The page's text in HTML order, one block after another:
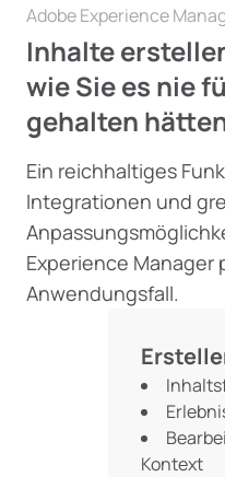
Adobe Experience
Inhalte
wie Sie es nie
gehalten
Ein reichhaltiges
Integrationen und
Experience
Anwendungsfall.
Kontext